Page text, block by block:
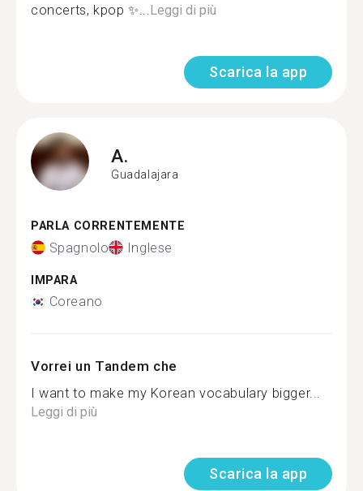
concerts, kpop ✨...Leggi di più
Scarica la app
A.
Guadalajara
PARLA CORRENTEMENTE
Spagnolo Inglese
IMPARA
Coreano
Vorrei un Tandem che
I want to make my Korean vocabulary bigger...
Leggi di più
Scarica la app